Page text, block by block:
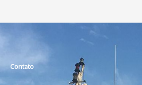
Contato